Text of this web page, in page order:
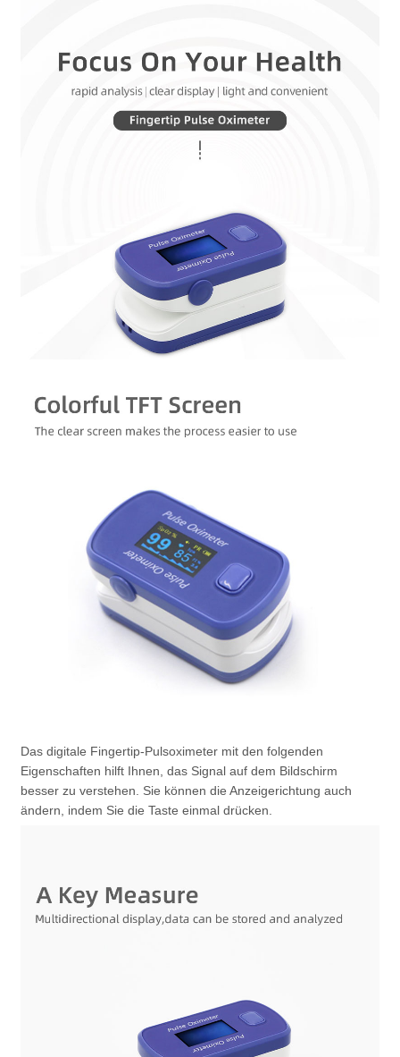
Das digitale Fingertip-Pulsoximeter mit den folgenden
Eigenschaften hilft Ihnen, das Signal auf dem Bildschirm
besser zu verstehen. Sie können die Anzeigerichtung auch
ändern, indem Sie die Taste einmal drücken.